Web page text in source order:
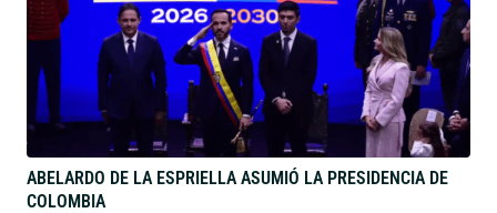
ABELARDO DE LA ESPRIELLA ASUMIÓ LA PRESIDENCIA DE
COLOMBIA